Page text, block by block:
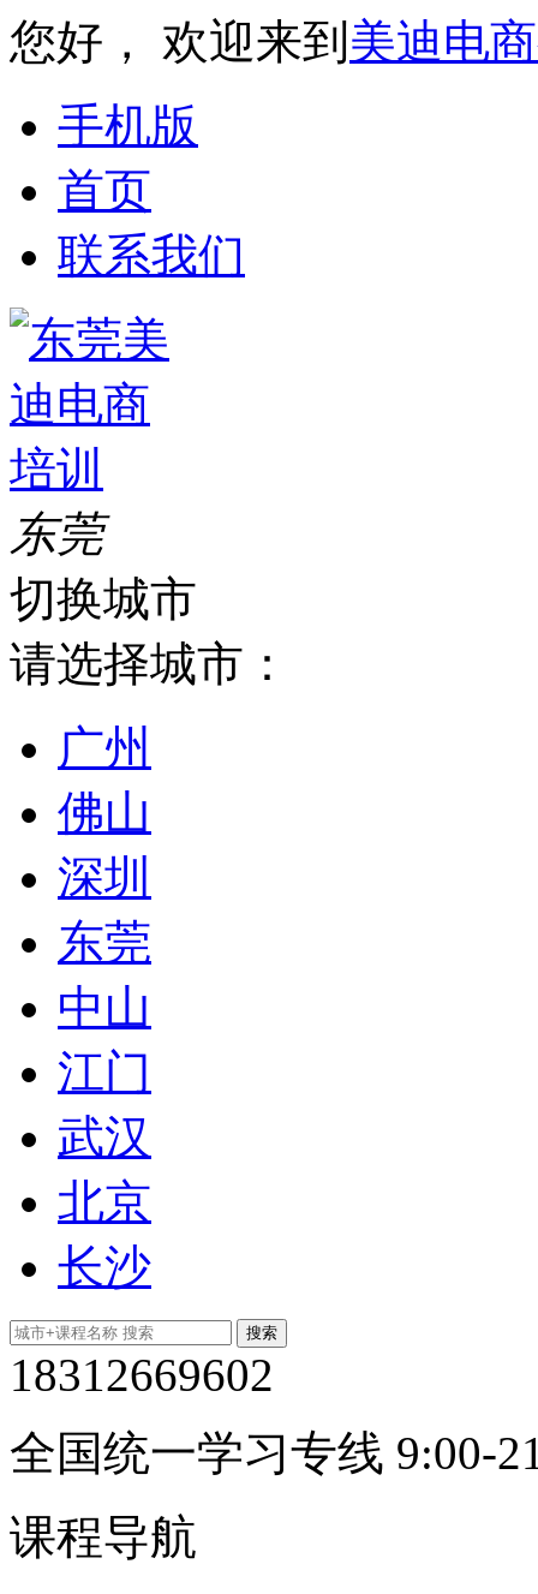
您好， 欢迎来到 美迪电
手机版
首页
联系我们
东莞
切换城市
请选择城市：
广州
佛山
深圳
东莞
中山
江门
武汉
北京
长沙
18312669602
全国统一学习专线 9:00-
课程导航